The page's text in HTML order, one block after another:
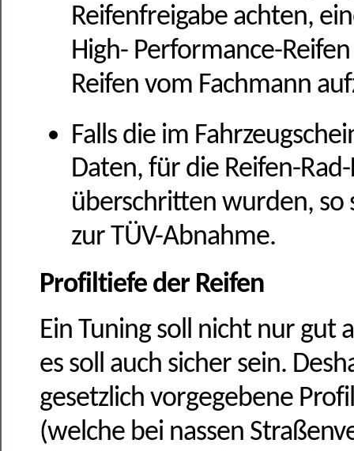
Reifenfreigabe achten,
High- Performance-
Reifen vom Fachmann
Falls die im
Daten, für die Reifen-
überschritten wurden, so
zur TÜV-Abnahme.
Profiltiefe der Reifen
Ein Tuning soll nicht nur gut
es soll auch sicher sein.
gesetzlich vorgegebene
(welche bei nassen